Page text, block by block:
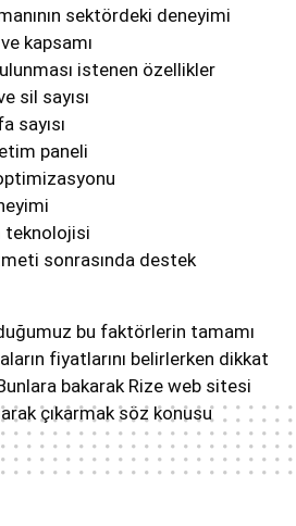
sektördeki deneyimi
kapsamı
istenen özellikler
sil sayısı
sayısı
paneli
teknolojisi
sonrasında destek
bu faktörlerin tamamı
fiyatlarını belirlerken dikkat
bakarak Rize web sitesi
çıkarmak söz konusu